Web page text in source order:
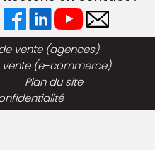
vente (agences)
(e-commerce)
Plan du site